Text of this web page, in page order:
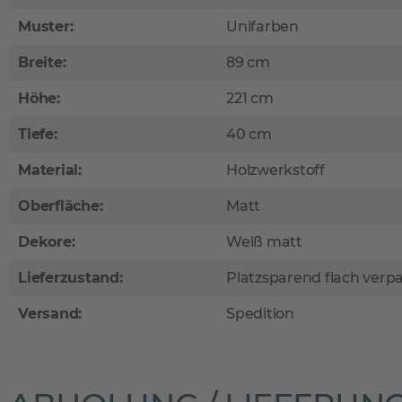
Muster: Unifarben
Breite: 89 cm
Höhe: 221 cm
Tiefe: 40 cm
Material: Holzwerkstoff
Oberfläche: Matt
Dekore: Weiß matt
Lieferzustand: Platzsparend flach
Versand: Spedition